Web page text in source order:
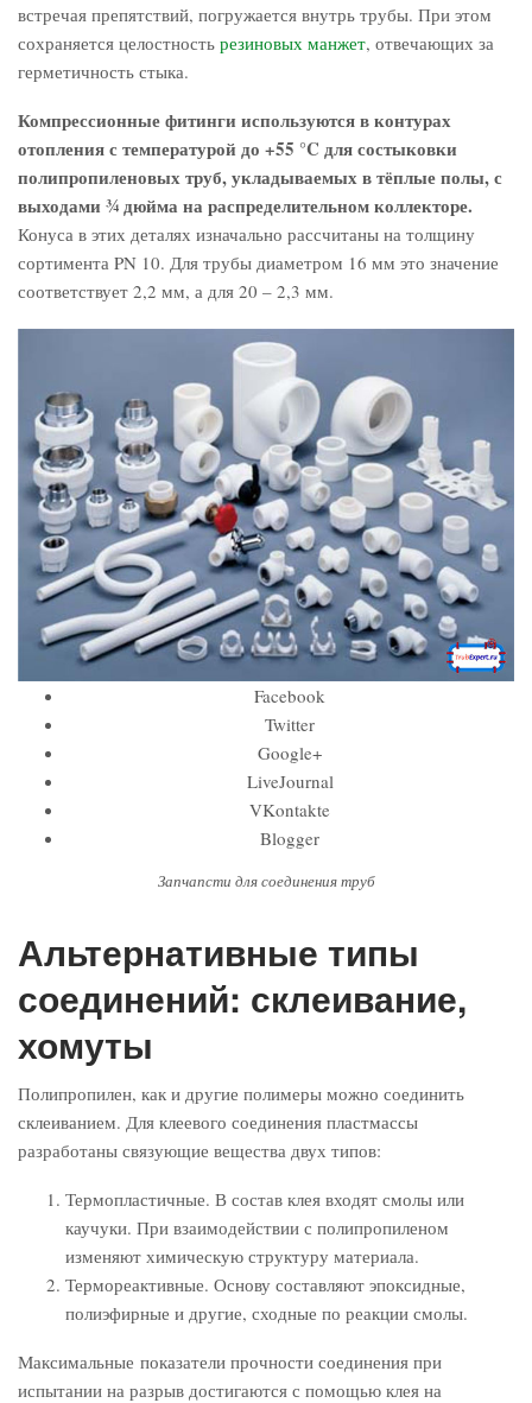
встречая препятствий, погружается внутрь трубы. При этом
сохраняется целостность резиновых манжет, отвечающих за
герметичность стыка.
Компрессионные фитинги используются в контурах
отопления с температурой до +55 °C для состыковки
полипропиленовых труб, укладываемых в тёплые полы, с
выходами ¾ дюйма на распределительном коллекторе.
Конуса в этих деталях изначально рассчитаны на толщину
сортимента PN 10. Для трубы диаметром 16 мм это значение
соответствует 2,2 мм, а для 20 – 2,3 мм.
Facebook
Twitter
Google+
LiveJournal
VKontakte
Blogger
Запчапсти для соединения труб
Альтернативные типы
соединений: склеивание,
хомуты
Полипропилен, как и другие полимеры можно соединить
склеиванием. Для клеевого соединения пластмассы
разработаны связующие вещества двух типов:
Термопластичные. В состав клея входят смолы или
каучуки. При взаимодействии с полипропиленом
изменяют химическую структуру материала.
Термореактивные. Основу составляют эпоксидные,
полиэфирные и другие, сходные по реакции смолы.
Максимальные показатели прочности соединения при
испытании на разрыв достигаются с помощью клея на